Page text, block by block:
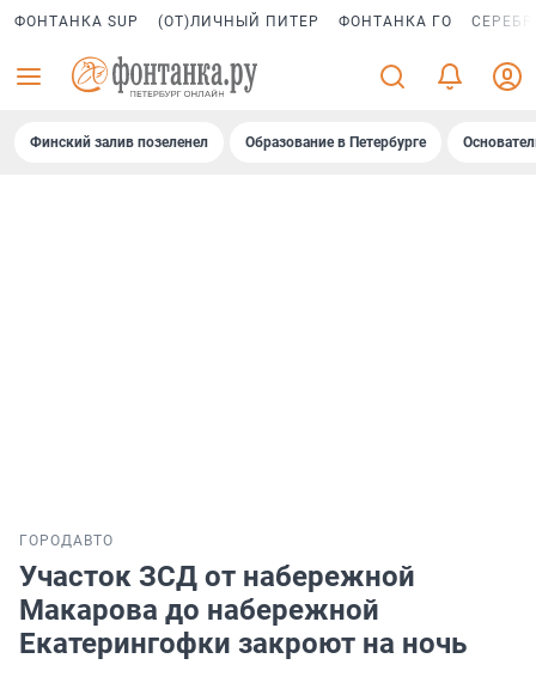
ФОНТАНКА SUP (ОТ)ЛИЧНЫЙ ПИТЕР ФОНТАНКА ГО
Финский залив позеленел Образование в Петербурге
ГОРОДАВТО
Участок ЗСД от набережной
Макарова до набережной
Екатерингофки закроют на ночь